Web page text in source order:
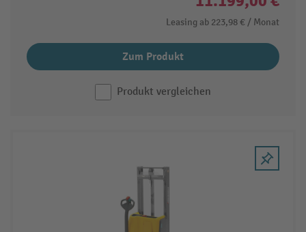
Leasing ab 223,98 € / Monat
Zum Produkt
Produkt vergleichen